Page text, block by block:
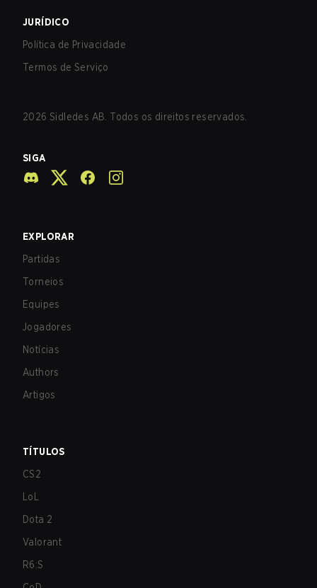
JURÍDICO
Política de Privacidade
Termos de Serviço
2026 Sidledes AB. Todos os direitos reservados.
SIGA
EXPLORAR
Partidas
Torneios
Equipes
Jogadores
Notícias
Authors
Artigos
TÍTULOS
CS2
LoL
Dota 2
Valorant
R6:S